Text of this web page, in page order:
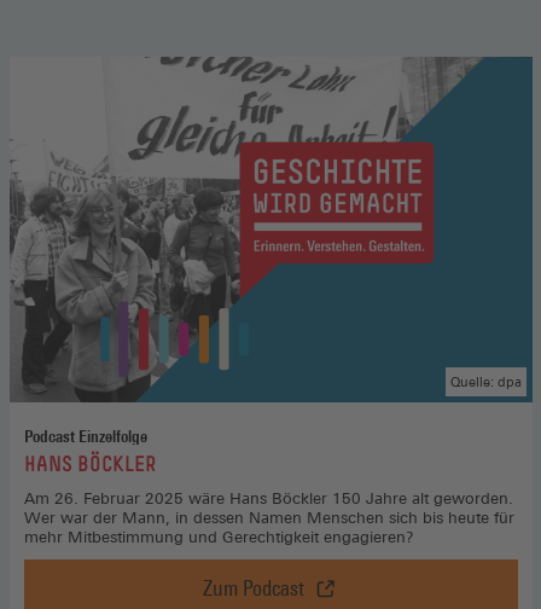
bis
heute,
Zur
Chronik
(Öffnet
in
einem
neuen
Fenster)
Podcast Einzelfolge
:HANS BÖCKLER
Quelle: dpa
Am 26. Februar 2025 wäre Hans Böckler 150 Jahre alt geworden.
Wer war der Mann, in dessen Namen Menschen sich bis heute für
mehr Mitbestimmung und Gerechtigkeit engagieren?
Zum Podcast
Hans